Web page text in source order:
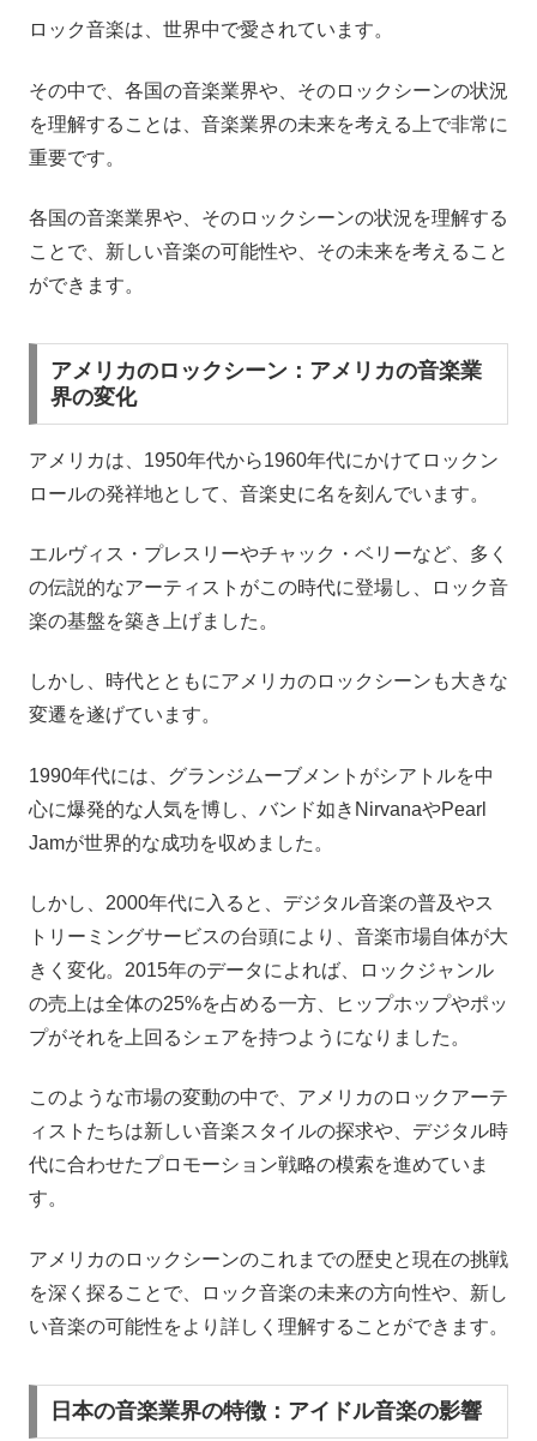
ロック音楽は、世界中で愛されています。
その中で、各国の音楽業界や、そのロックシーンの状況
を理解することは、音楽業界の未来を考える上で非常に
重要です。
各国の音楽業界や、そのロックシーンの状況を理解する
ことで、新しい音楽の可能性や、その未来を考えること
ができます。
アメリカのロックシーン：アメリカの音楽業
界の変化
アメリカは、1950年代から1960年代にかけてロックン
ロールの発祥地として、音楽史に名を刻んでいます。
エルヴィス・プレスリーやチャック・ベリーなど、多く
の伝説的なアーティストがこの時代に登場し、ロック音
楽の基盤を築き上げました。
しかし、時代とともにアメリカのロックシーンも大きな
変遷を遂げています。
1990年代には、グランジムーブメントがシアトルを中
心に爆発的な人気を博し、バンド如きNirvanaやPearl
Jamが世界的な成功を収めました。
しかし、2000年代に入ると、デジタル音楽の普及やス
トリーミングサービスの台頭により、音楽市場自体が大
きく変化。2015年のデータによれば、ロックジャンル
の売上は全体の25%を占める一方、ヒップホップやポッ
プがそれを上回るシェアを持つようになりました。
このような市場の変動の中で、アメリカのロックアーテ
ィストたちは新しい音楽スタイルの探求や、デジタル時
代に合わせたプロモーション戦略の模索を進めていま
す。
アメリカのロックシーンのこれまでの歴史と現在の挑戦
を深く探ることで、ロック音楽の未来の方向性や、新し
い音楽の可能性をより詳しく理解することができます。
日本の音楽業界の特徴：アイドル音楽の影響